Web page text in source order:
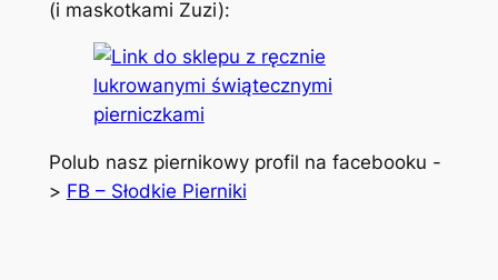
(i maskotkami Zuzi):
Polub nasz piernikowy profil na facebooku -
> FB – Słodkie Pierniki